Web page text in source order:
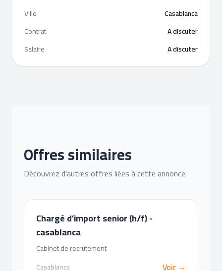
Ville
Casablanca
Contrat
A discuter
Salaire
A discuter
Offres similaires
Découvrez d'autres offres liées à cette annonce.
Chargé d’import senior (h/f) -
casablanca
Cabinet de recrutement
Casablanca
Voir →